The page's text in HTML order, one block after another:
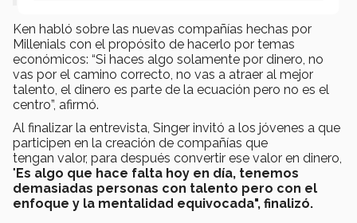
Ken habló sobre las nuevas compañías hechas por
Millenials con el propósito de hacerlo por temas
económicos: “Si haces algo solamente por dinero, no
vas por el camino correcto, no vas a atraer al mejor
talento, el dinero es parte de la ecuación pero no es el
centro”, afirmó.
Al finalizar la entrevista, Singer invitó a los jóvenes a que
participen en la creación de compañías que
tengan valor, para después convertir ese valor en dinero,
"Es algo que hace falta hoy en día, tenemos
demasiadas personas con talento pero con el
enfoque y la mentalidad equivocada", finalizó.